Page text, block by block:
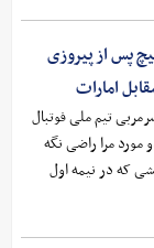
پس از پیروزی
امارات
تیم ملی فوتبال
مورد مرا راضی نگه
که در نیمه اول